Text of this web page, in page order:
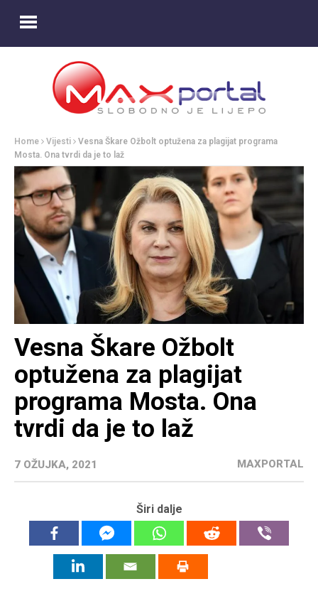
Home Vijesti
Vesna Škare Ožbolt optužena za plagijat programa
Mosta. Ona tvrdi da je to laž
Vesna Škare Ožbolt
optužena za plagijat
programa Mosta. Ona
tvrdi da je to laž
7 OŽUJKA, 2021 MAXPORTAL
Širi dalje